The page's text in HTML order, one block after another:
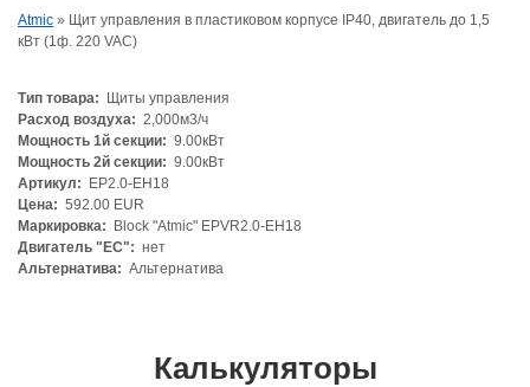
Atmic » Щит управления в пластиковом корпусе IP40, двигатель до 1,5
кВт (1ф. 220 VAC)
Тип товара:
Щиты управления
Расход воздуха: 2,000м3/ч
Мощность 1й секции: 9.00кВт
Мощность 2й секции: 9.00кВт
Артикул:
EP2.0-EH18
Цена: 592.00 EUR
Маркировка:
Block "Atmic" EPVR2.0-EH18
Двигатель "ЕС": нет
Альтернатива: Альтернатива
Калькуляторы